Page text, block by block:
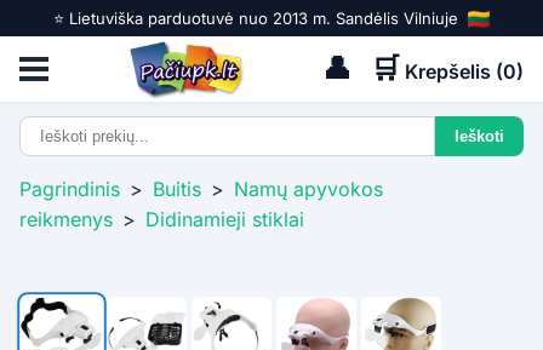
⭐️ Lietuviška parduotuvė nuo 2013 m. Sandėlis Vilniuje
👤 🛒 Krepšelis (0)
Pagrindinis > Buitis > Namų apyvokos
reikmenys > Didinamieji stiklai